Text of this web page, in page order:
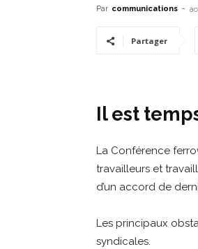
Par communications -
Partager
Il est
La Conférence
travailleurs et
d’un accord de
Les principaux
syndicales.